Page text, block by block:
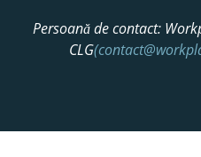
Persoană de contact:
CLG